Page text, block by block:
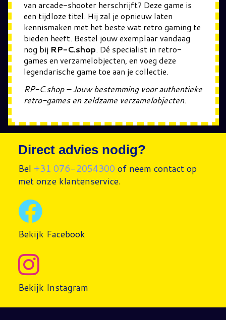
van arcade-shooter herschrijft? Deze game is
een tijdloze titel. Hij zal je opnieuw laten
kennismaken met het beste wat retro gaming te
bieden heeft. Bestel jouw exemplaar vandaag
nog bij RP-C.shop. Dé specialist in retro-
games en verzamelobjecten, en voeg deze
legendarische game toe aan je collectie.
RP-C.shop – Jouw bestemming voor authentieke
retro-games en zeldzame verzamelobjecten.
Direct advies nodig?
Bel +31 076-2054300 of neem contact op
met onze klantenservice.
Bekijk Facebook
Bekijk Instagram